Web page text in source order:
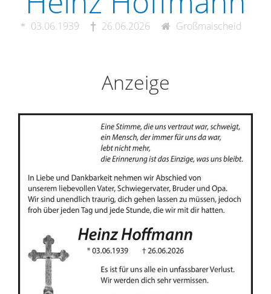
03.06.1939 26.06.2026 Großmaischeid
Anzeige